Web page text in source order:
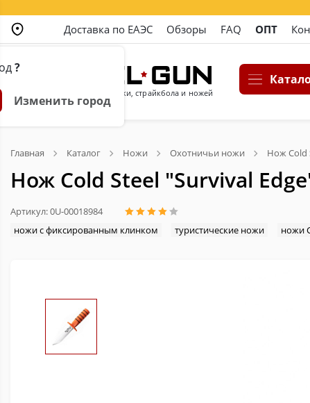
?
Изменить город
Доставка по ЕАЭС Обзоры FAQ ОПТ
Магазин пневматики, страйкбола и ножей
Главная Каталог Ножи Охотничьи ножи Нож Cold
Нож Cold Steel "Survival
Артикул: 0U-00018984
ножи с фиксированным клинком
туристические ножи ножи